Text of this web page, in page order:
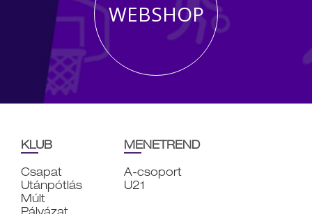
WEBSHOP
KLUB
Csapat
Utánpótlás
Múlt
MENETREND
A-csoport
U21